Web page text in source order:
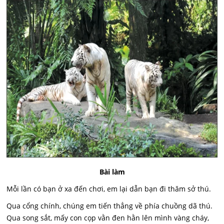
Bài làm
Mỗi lần có bạn ở xa đến chơi, em lại dẫn bạn đi thăm sở thú.
Qua cổng chính, chúng em tiến thẳng về phía chuồng dã thú.
Qua song sắt, mấy con cọp vằn đen hằn lên mình vàng cháy,